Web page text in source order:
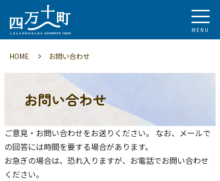
MENU
HOME お問い合わせ
お問い合わせ
ご意見・お問い合わせをお送りください。 なお、メールで
の回答には時間を要する場合があります。
お急ぎの場合は、恐れ入りますが、お電話でお問い合わせ
ください。